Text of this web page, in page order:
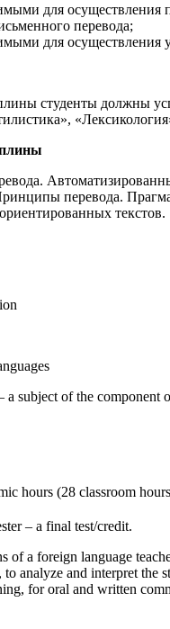
для осуществления
перевода;
для осуществления
студенты должны
перевода.
текстов.
a subject of the component
hours (28 classroom
– a final test/credit.
of a foreign language
analyze and interpret the
for oral and written